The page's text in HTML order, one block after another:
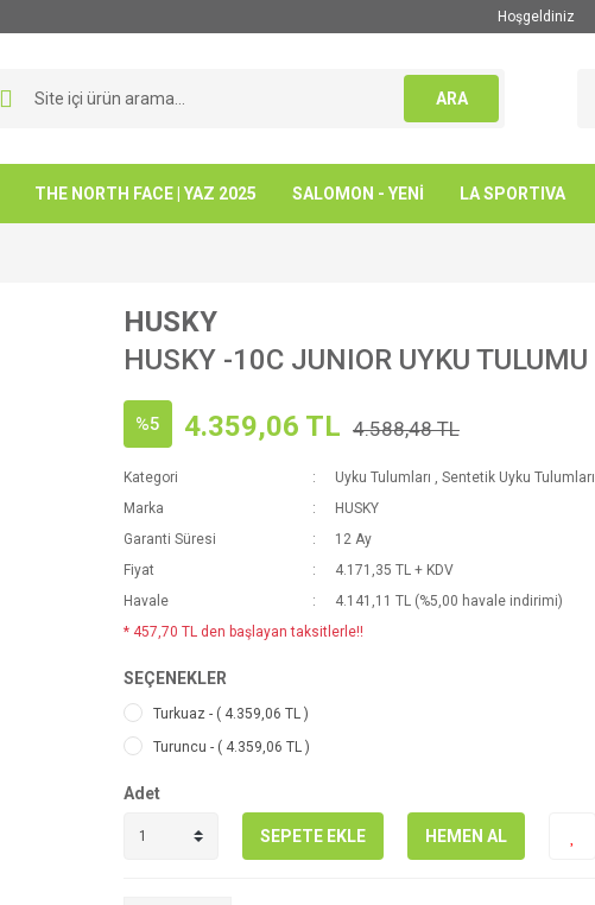
Hoşgeldiniz
ARA
THE NORTH FACE | YAZ 2025 SALOMON - YENİ LA SPORTIVA
HUSKY
HUSKY -10C JUNIOR UYKU TULUMU
%5 4.359,06 TL 4.588,48 TL
Kategori Uyku Tulumları , Sentetik Uyku Tulumları
Marka
HUSKY
Garanti Süresi
12 Ay
Fiyat
4.171,35 TL + KDV
Havale
4.141,11 TL (%5,00 havale indirimi)
* 457,70 TL den başlayan taksitlerle!!
SEÇENEKLER
Turkuaz - ( 4.359,06 TL )
Turuncu - ( 4.359,06 TL )
Adet
SEPETE EKLE HEMEN AL